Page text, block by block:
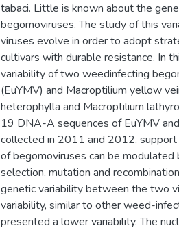
tabaci. Little is known about the
begomoviruses. The study of this
viruses evolve in order to adopt
cultivars with durable resistance. In
variability of two weedinfecting
(EuYMV) and Macroptilium yellow
heterophylla and Macroptilium
19 DNA-A sequences of EuYMV
collected in 2011 and 2012,
of begomoviruses can be
selection, mutation and
genetic variability between the two
variability, similar to other weed-
presented a lower variability. The